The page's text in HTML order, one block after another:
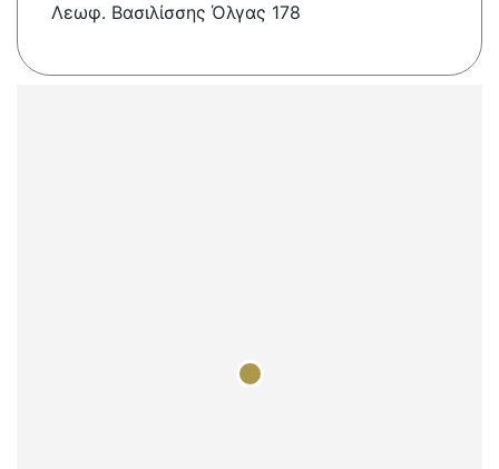
Λεωφ. Βασιλίσσης Όλγας 178